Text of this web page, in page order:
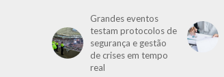
Grandes eventos
testam protocolos de
segurança e gestão
de crises em tempo
real